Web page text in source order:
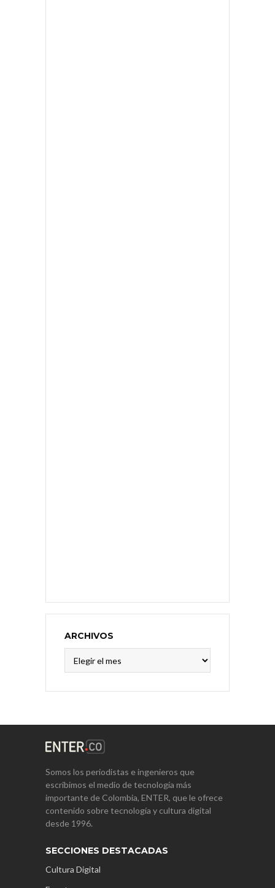
ARCHIVOS
Somos los periodistas e ingenieros que
escribimos el medio de tecnología más
importante de Colombia, ENTER, que le ofrece
contenido sobre tecnología y cultura digital
desde 1996.
SECCIONES DESTACADAS
Cultura Digital